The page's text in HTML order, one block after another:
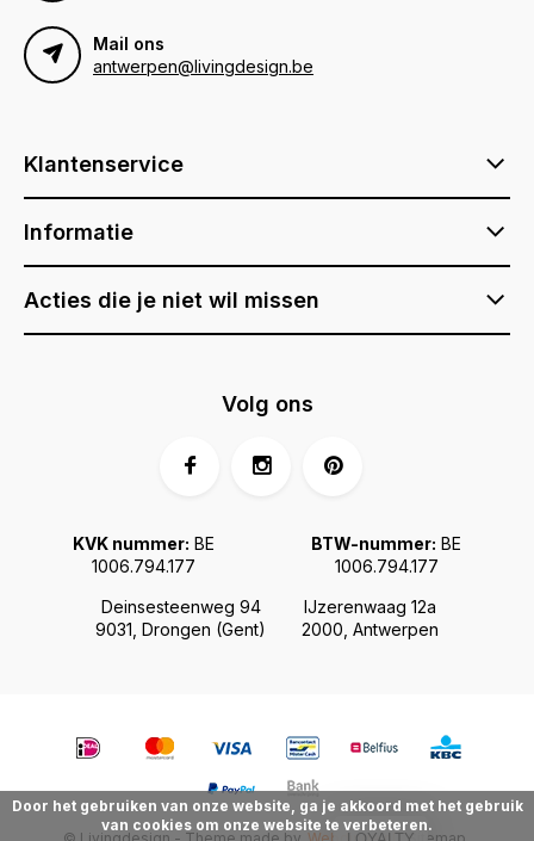
Mail ons
antwerpen@livingdesign.be
Klantenservice
Informatie
Acties die je niet wil missen
Deinsesteenweg 94
9031, Drongen (Gent)
IJzerenwaag 12a
2000, Antwerpen
KVK nummer: BE
1006.794.177
BTW-nummer: BE
1006.794.177
Volg ons
Door het gebruiken van onze website, ga je akkoord met het gebruik
van cookies om onze website te verbeteren.